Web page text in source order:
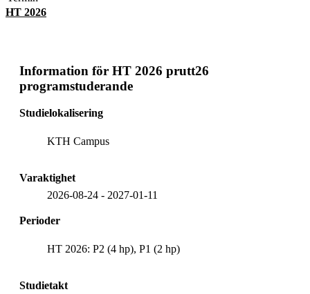
HT 2026
Information för HT 2026 prutt26
programstuderande
Studielokalisering
KTH Campus
Varaktighet
2026-08-24 - 2027-01-11
Perioder
HT 2026: P2 (4 hp), P1 (2 hp)
Studietakt